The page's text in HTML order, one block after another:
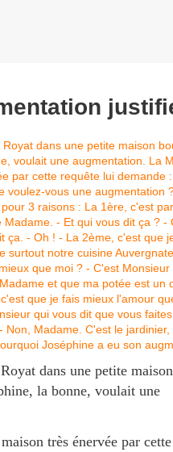
dans une petite maison
la bonne, voulait une
très énervée par